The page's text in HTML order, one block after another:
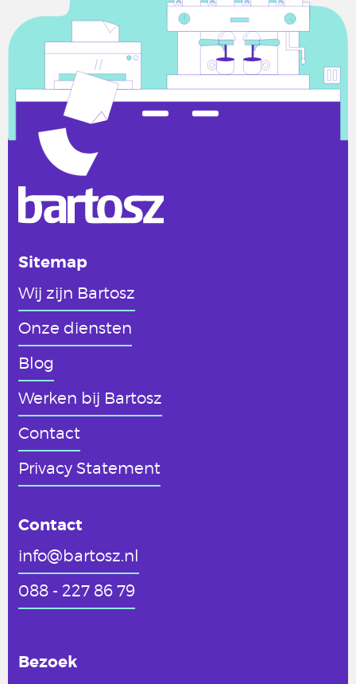
Sitemap
Wij zijn Bartosz
Onze diensten
Blog
Werken bij Bartosz
Contact
Privacy Statement
Contact
info@bartosz.nl
088 - 227 86 79
Bezoek